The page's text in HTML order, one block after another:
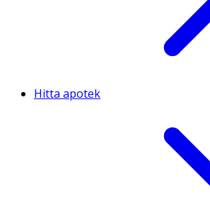
Hitta apotek